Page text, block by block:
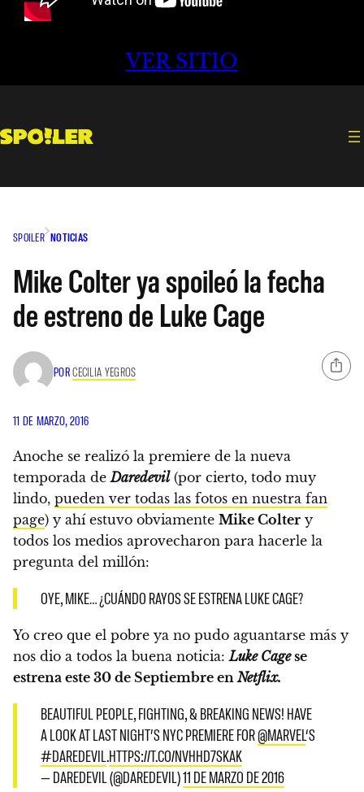
VER SITIO
SPOILER NOTICIAS
Mike Colter ya spoileó la fecha
de estreno de Luke Cage
PORCECILIA YEGROS
11 DE MARZO, 2016
Anoche se realizó la premiere de la nueva
temporada deDaredevil(por cierto, todo muy
lindo, pueden ver todas las fotos en nuestra fan
page) y ahí estuvo obviamente Mike Colter y
todos los medios aprovecharon para hacerle la
pregunta del millón:
OYE, MIKE… ¿CUÁNDO RAYOS SE ESTRENA LUKE CAGE?
Yo creo que el pobre ya no pudo aguantarse más y
nos dio a todos la buena noticia:Luke Cagese
estrena este 30 de Septiembre enNetflix.
BEAUTIFUL PEOPLE, FIGHTING, & BREAKING NEWS! HAVE
A LOOK AT LAST NIGHT’S NYC PREMIERE FOR@MARVEL‘S
#DAREDEVIL.HTTPS://T.CO/NVHHD7SKAK
— DAREDEVIL (@DAREDEVIL)11 DE MARZO DE 2016